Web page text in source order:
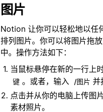
图片
Notion 让你可以轻松地以任
排列图片。你可以将图片拖
中。操作方法如下：
当鼠标悬停在新的一行上
键 。或者，输入 /图片 并
点击并从你的电脑上传图
素材照片。